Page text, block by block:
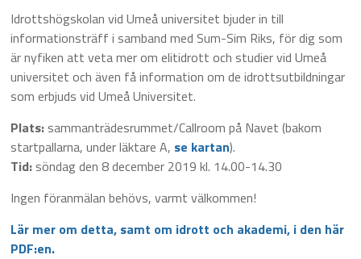
Idrottshögskolan vid Umeå universitet bjuder in till
informationsträff i samband med Sum-Sim Riks, för dig som
är nyfiken att veta mer om elitidrott och studier vid Umeå
universitet och även få information om de idrottsutbildningar
som erbjuds vid Umeå Universitet.
Plats: sammanträdesrummet/Callroom på Navet (bakom
startpallarna, under läktare A, se kartan).
Tid: söndag den 8 december 2019 kl. 14.00-14.30
Ingen föranmälan behövs, varmt välkommen!
Lär mer om detta, samt om idrott och akademi, i den här
PDF:en.